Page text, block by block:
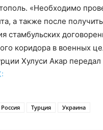
«Необходимо
а также после
стамбульских
коридора в военных
Хулуси Акар передал
Россия Турция Украина